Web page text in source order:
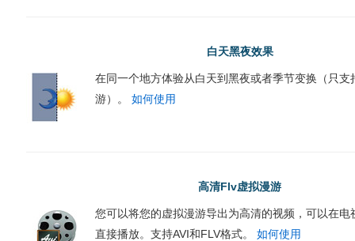
白天黑夜效果
在同一个地方体验从白天到黑夜或者季节变换（只支
游）。 如何使用
高清Flv虚拟漫游
您可以将您的虚拟漫游导出为高清的视频，可以在电
直接播放。支持AVI和FLV格式。 如何使用